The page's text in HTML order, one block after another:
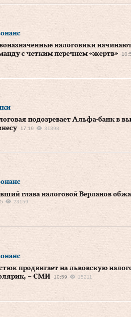
налоговики
с четким перечнем «жертв»
подозревает Альфа-банк в
17:19 31898
глава налоговой Верланов
23159
продвигает на львовскую
– СМИ
10:59 15211